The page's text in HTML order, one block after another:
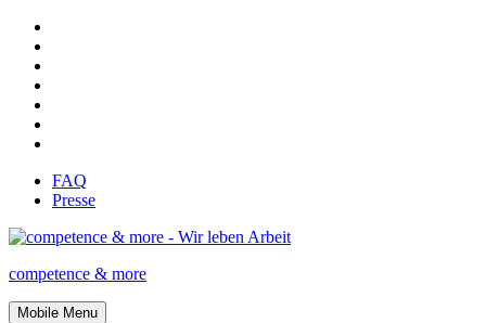
FAQ
Presse
competence & more
Mobile Menu